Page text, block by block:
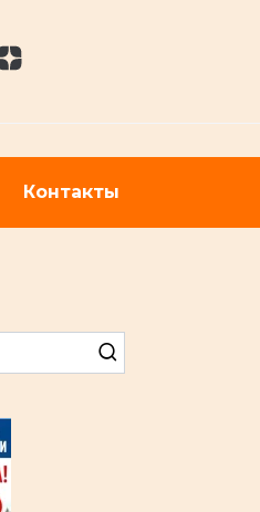
Контакты